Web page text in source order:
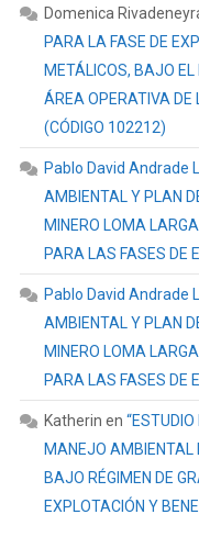
Domenica
PARA LA FASE DE
METÁLICOS, BAJO EL
ÁREA OPERATIVA DE
(CÓDIGO 102212)
Pablo David Andrade
AMBIENTAL Y PLAN
MINERO LOMA
PARA LAS FASES DE
Pablo David Andrade
AMBIENTAL Y PLAN
MINERO LOMA
PARA LAS FASES DE
Katherin en
MANEJO AMBIENTAL
BAJO RÉGIMEN DE
EXPLOTACIÓN Y